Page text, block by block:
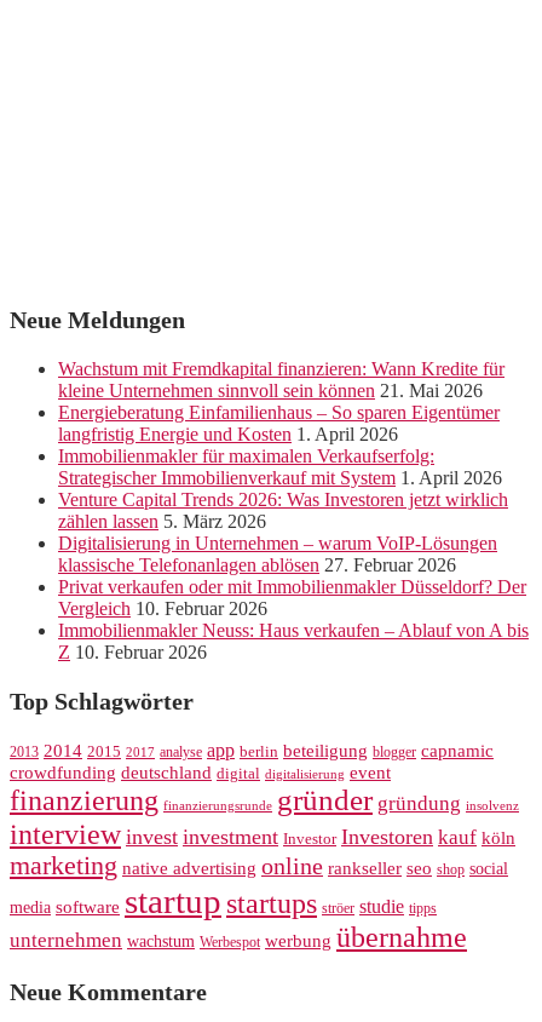
Neue Meldungen
Wachstum mit Fremdkapital finanzieren: Wann Kredite für
kleine Unternehmen sinnvoll sein können 21. Mai 2026
Energieberatung Einfamilienhaus – So sparen Eigentümer
langfristig Energie und Kosten 1. April 2026
Immobilienmakler für maximalen Verkaufserfolg:
Strategischer Immobilienverkauf mit System 1. April 2026
Venture Capital Trends 2026: Was Investoren jetzt wirklich
zählen lassen 5. März 2026
Digitalisierung in Unternehmen – warum VoIP-Lösungen
klassische Telefonanlagen ablösen 27. Februar 2026
Privat verkaufen oder mit Immobilienmakler Düsseldorf? Der
Vergleich 10. Februar 2026
Immobilienmakler Neuss: Haus verkaufen – Ablauf von A bis
Z 10. Februar 2026
Top Schlagwörter
2013 2014 2015 2017 analyse app berlin beteiligung blogger capnamic
crowdfunding deutschland digital digitalisierung event
finanzierung finanzierungsrunde gründer gründung insolvenz
interview invest investment Investor Investoren kauf köln
marketing native advertising online rankseller seo shop social
media software startup startups ströer studie tipps
unternehmen wachstum Werbespot werbung übernahme
Neue Kommentare